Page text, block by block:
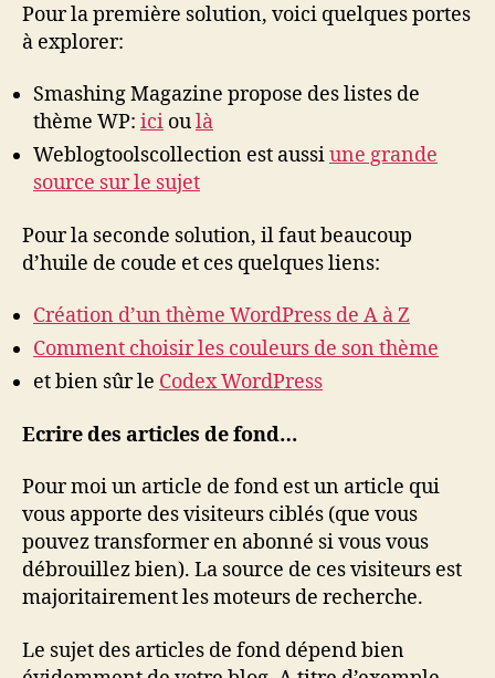
Pour la première solution, voici quelques portes
à explorer:
Smashing Magazine propose des listes de
thème WP: ici oulà
Weblogtoolscollection est aussiune grande
source sur le sujet
Pour la seconde solution, il faut beaucoup
d’huile de coude et ces quelques liens:
Création d’un thème WordPress de A à Z
Comment choisir les couleurs de son thème
et bien sûr le Codex WordPress
Ecrire des articles de fond…
Pour moi un article de fond est un article qui
vous apporte des visiteurs ciblés (que vous
pouvez transformer en abonné si vous vous
débrouillez bien). La source de ces visiteurs est
majoritairement les moteurs de recherche.
Le sujet des articles de fond dépend bien